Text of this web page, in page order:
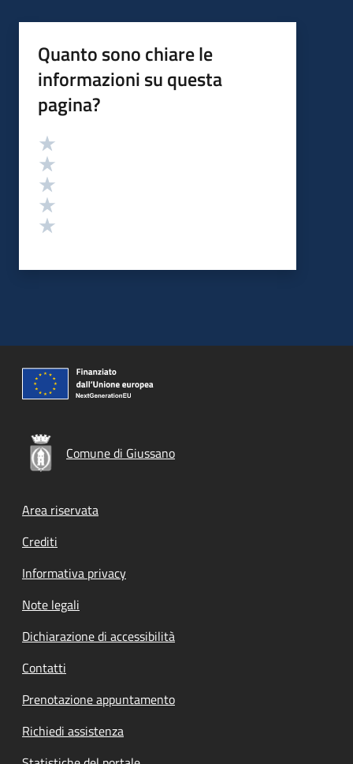
Quanto sono chiare le
informazioni su questa
pagina?
Valutazione
Comune di Giussano
Footer menu
Area riservata
Crediti
Informativa privacy
Note legali
Dichiarazione di accessibilità
Contatti
Prenotazione appuntamento
Richiedi assistenza